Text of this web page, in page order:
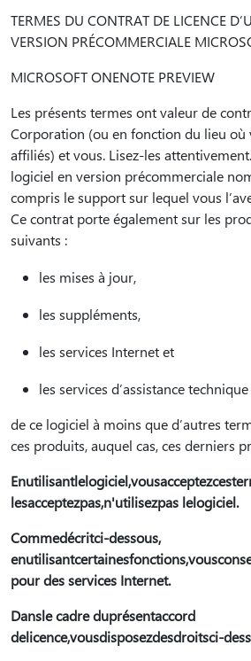
TERMES DU CONTRAT DE LICENCE
VERSION PRÉCOMMERCIALE
MICROSOFT ONENOTE PREVIEW
Les présents termes ont valeur de
Corporation (ou en fonction du lieu où
affiliés) et vous. Lisez-les
logiciel en version précommerciale
compris le support sur lequel vous
Ce contrat porte également sur les
suivants :
les mises à jour,
les suppléments,
les services Internet et
les services d’assistance technique
de ce logiciel à moins que d’autres
ces produits, auquel cas, ces derniers
lesacceptezpas,n'utilisezpas lelogiciel.
Commedécritci-dessous,
pour des services Internet.
Dansle cadre duprésentaccord
delicence,vousdisposezdesdroitsci-